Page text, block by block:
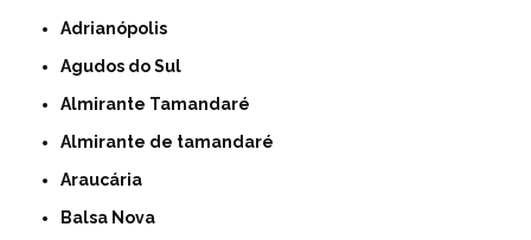
Adrianópolis
Agudos do Sul
Almirante Tamandaré
Almirante de tamandaré
Araucária
Balsa Nova